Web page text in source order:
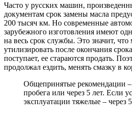
Часто у русских машин,
документам срок замены масла
200 тысяч км. Но современные
зарубежного изготовления имеют
на весь срок службы. Это значит,
утилизировать после окончания
поступает, ее стараются продать.
продолжал ездить, менять смазку в
Общепринятые рекомендации
пробега или через 5 лет. Если
эксплуатации тяжелые – через